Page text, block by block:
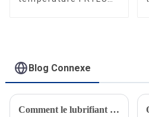
Blog Connexe
Comment le lubrifiant de qualité alimentaire résout-il les problèmes de lubrification des usines de granulés d'aliments pour animaux ?